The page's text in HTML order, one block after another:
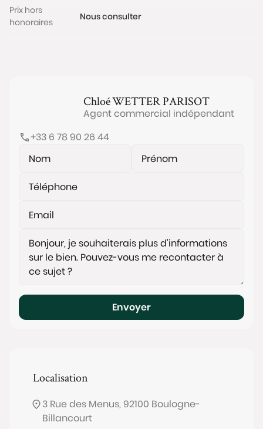
Prix hors
honoraires
Nous consulter
ChloéWETTER PARISOT
Agent commercial indépendant
+33 6 78 90 26 44
Envoyer
Localisation
3 Rue des Menus, 92100 Boulogne-
Billancourt